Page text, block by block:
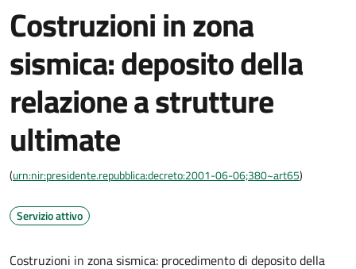
Costruzioni in zona
sismica: deposito della
relazione a strutture
ultimate
(urn:nir:presidente.repubblica:decreto:2001-06-06;380~art65)
Servizio attivo
Costruzioni in zona sismica: procedimento di deposito della